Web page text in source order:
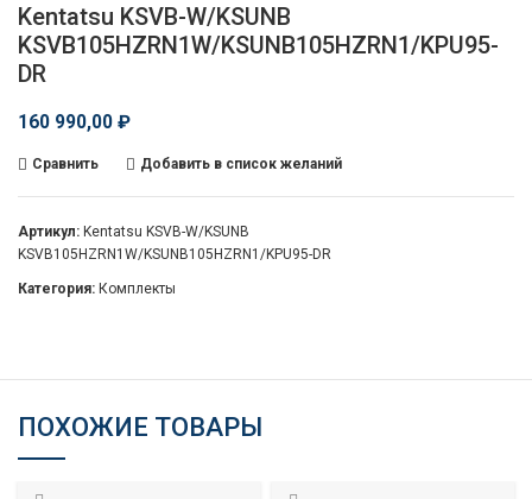
Kentatsu KSVB-W/KSUNB
KSVB105HZRN1W/KSUNB105HZRN1/KPU95-
DR
160 990,00 ₽
Сравнить Добавить в список желаний
Артикул: Kentatsu KSVB-W/KSUNB
KSVB105HZRN1W/KSUNB105HZRN1/KPU95-DR
Категория: Комплекты
ПОХОЖИЕ ТОВАРЫ